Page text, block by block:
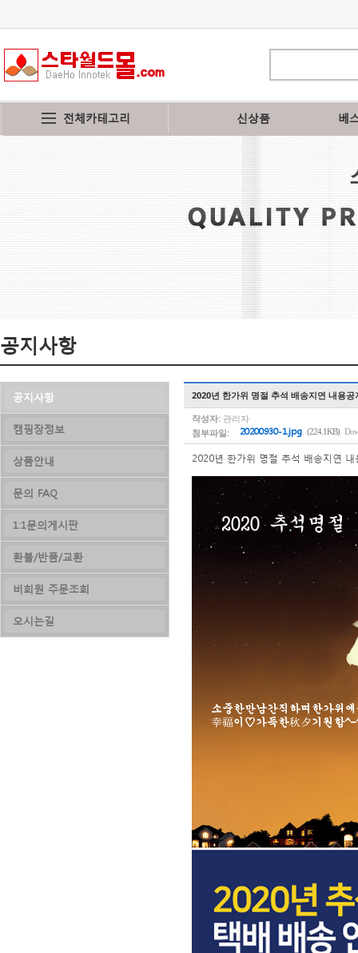
전체카테고리 신상품 베
공지사항
공지사항
캠핑장정보
상품안내
문의 FAQ
1:1문의게시판
환불/반품/교환
비회원 주문조회
오시는길
2020년 한가위 명절 추석 배송지연 내용공
작성자: 관리자
첨부파일:
20200930-1.jpg (224.1KB)
2020년 한가위 명절 추석 배송지연